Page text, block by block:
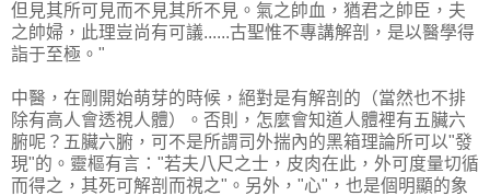
但見其所可見而不見其所不見。氣之帥血，猶君之帥臣，夫
之帥婦，此理豈尚有可議......古聖惟不專講解剖，是以醫學得
詣于至極。"
中醫，在剛開始萌芽的時候，絕對是有解剖的（當然也不排
除有高人會透視人體）。否則，怎麼會知道人體裡有五臟六
腑呢？五臟六腑，可不是所謂司外揣內的黑箱理論所可以"發
現"的。靈樞有言："若夫八尺之士，皮肉在此，外可度量切循
而得之，其死可解剖而視之"。另外，"心"，也是個明顯的象